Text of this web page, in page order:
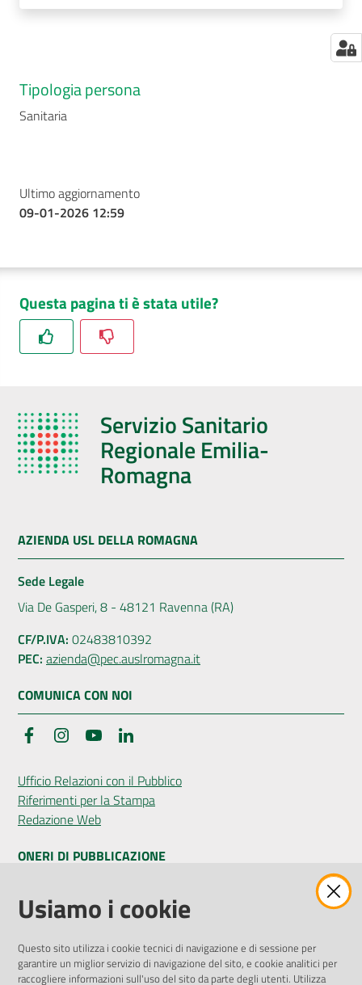
Tipologia persona
Sanitaria
Ultimo aggiornamento
09-01-2026 12:59
Questa pagina ti è stata utile?
Servizio Sanitario
Regionale Emilia-
Romagna
AZIENDA USL DELLA ROMAGNA
Sede Legale
Via De Gasperi, 8 - 48121 Ravenna (RA)
CF/P.IVA: 02483810392
PEC: azienda@pec.auslromagna.it
COMUNICA CON NOI
FacebookInstagramYouTube
Ufficio Relazioni con il Pubblico
Riferimenti per la Stampa
Redazione Web
ONERI DI PUBBLICAZIONE
Amministrazione Trasparente
Pubblicità legale
Privacy Policy
Attuazione Misure PNRR
Usiamo i cookie
Questo sito utilizza i cookie tecnici di navigazione e di sessione per
garantire un miglior servizio di navigazione del sito, e cookie analitici per
raccogliere informazioni sull'uso del sito da parte degli utenti. Utilizza